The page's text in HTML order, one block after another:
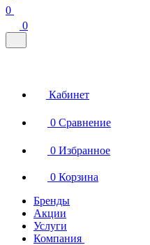
0
0
Кабинет
0 Сравнение
0 Избранное
0 Корзина
Бренды
Акции
Услуги
Компания